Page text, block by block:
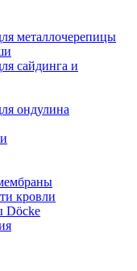
металлочерепицы
сайдинга и
ондулина
кровли
Döcke